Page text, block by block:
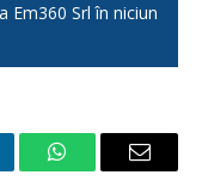
Em360 Srl în niciun
WhatsAppEmail